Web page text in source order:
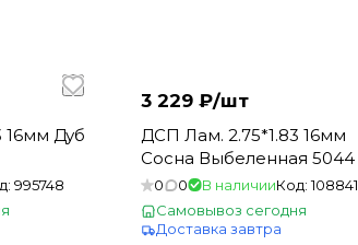
16мм Дуб
995748
3 229 ₽/шт
ДСП Лам. 2.75*1.83 16мм
Сосна Выбеленная 5044
0 0 В наличииКод:108841
Самовывоз сегодня
Доставка завтра